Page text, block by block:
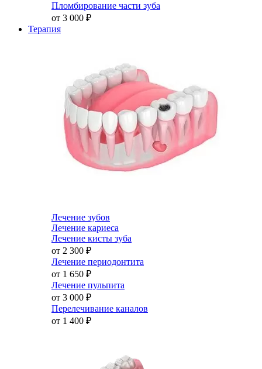
Пломбирование части зуба
от 3 000 ₽
Терапия
Лечение зубов
Лечение кариеса
Лечение кисты зуба
от 2 300 ₽
Лечение периодонтита
от 1 650 ₽
Лечение пульпита
от 3 000 ₽
Перелечивание каналов
от 1 400 ₽